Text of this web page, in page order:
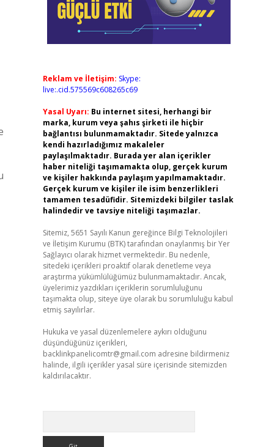
Reklam ve İletişim: Skype:
live:.cid.575569c608265c69
Yasal Uyarı: Bu internet sitesi, herhangi bir
marka, kurum veya şahıs şirketi ile hiçbir
bağlantısı bulunmamaktadır. Sitede yalnızca
kendi hazırladığımız makaleler
paylaşılmaktadır. Burada yer alan içerikler
haber niteliği taşımamakta olup, gerçek kurum
ve kişiler hakkında paylaşım yapılmamaktadır.
Gerçek kurum ve kişiler ile isim benzerlikleri
tamamen tesadüfidir. Sitemizdeki bilgiler taslak
halindedir ve tavsiye niteliği taşımazlar.
Sitemiz, 5651 Sayılı Kanun gereğince Bilgi Teknolojileri
ve İletişim Kurumu (BTK) tarafından onaylanmış bir Yer
Sağlayıcı olarak hizmet vermektedir. Bu nedenle,
sitedeki içerikleri proaktif olarak denetleme veya
araştırma yükümlülüğümüz bulunmamaktadır. Ancak,
üyelerimiz yazdıkları içeriklerin sorumluluğunu
taşımakta olup, siteye üye olarak bu sorumluluğu kabul
etmiş sayılırlar.
Hukuka ve yasal düzenlemelere aykırı olduğunu
düşündüğünüz içerikleri,
backlinkpanelicomtr@gmail.com adresine bildirmeniz
halinde, ilgili içerikler yasal süre içerisinde sitemizden
kaldırılacaktır.